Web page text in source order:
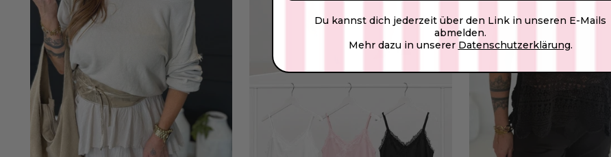
Du kannst dich jederzeit über den Link in unseren E-Mails
abmelden.
Mehr dazu in unserer Datenschutzerklärung.